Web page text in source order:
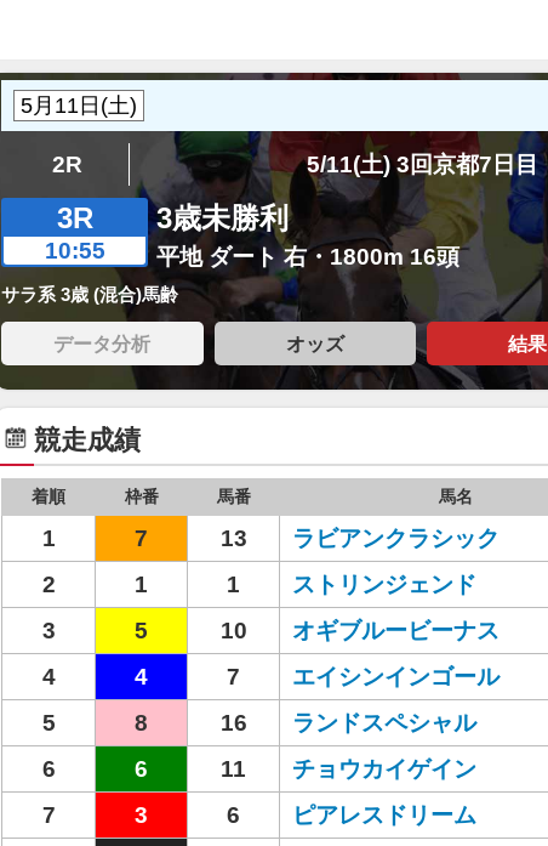
2R 5/11(土) 3回京都7日目
3R
10:55
3歳未勝利
平地 ダート 右・1800m 16頭
サラ系 3歳 (混合)馬齢
データ分析 オッズ 結果
競走成績
着順 枠番 馬番 馬名
1 7 13 ラビアンクラシック
2
1 1 ストリンジェンド
3
5 10 オギブルービーナス
4
4 7 エイシンインゴール
5
8 16 ランドスペシャル
6
6 11 チョウカイゲイン
7
3 6 ピアレスドリーム